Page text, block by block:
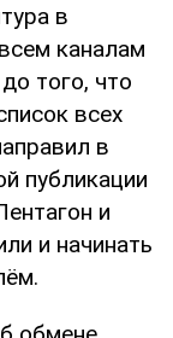
в
каналам
того, что
всех
в
публикации
и
и начинать